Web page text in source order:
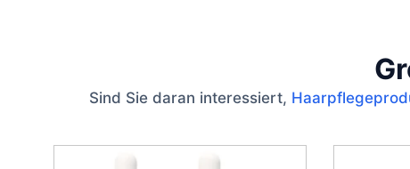
Sind Sie daran interessiert,